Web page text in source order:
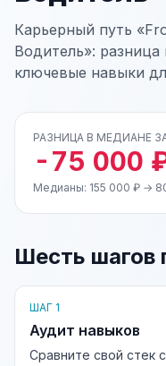
Карьерный путь
Водитель»:
ключевые навыки
РАЗНИЦА В МЕДИАНЕ
-75 000
Медианы: 155 000 ₽ →
Шесть шагов
ШАГ 1
Аудит навыков
Сравните свой стек